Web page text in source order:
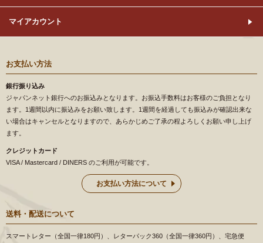
マイアカウント
お支払い方法
銀行振り込み
ジャパンネット銀行へのお振込みとなります。お振込手数料はお客様のご負担となり
ます。1週間以内に振込みをお願い致します。1週間を経過しても振込みが確認出来な
い場合はキャンセルとなりますので、あらかじめご了承の程よろしくお願い申し上げ
ます。
クレジットカード
VISA / Mastercard / DINERS のご利用が可能です。
お支払い方法について
送料・配送について
スマートレター（全国一律180円）、レターパック360（全国一律360円）、宅急便